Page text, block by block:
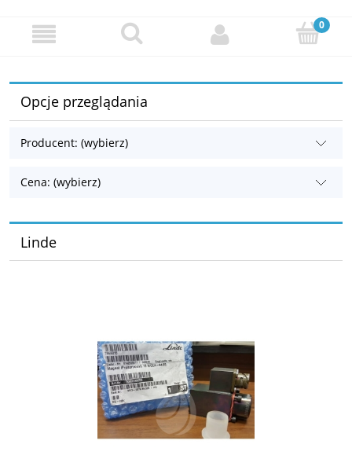
Opcje przeglądania
Producent: (wybierz)
Cena: (wybierz)
Linde